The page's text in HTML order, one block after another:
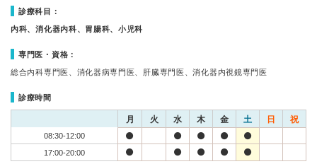
診療科目：
内科、消化器内科、胃腸科、小児科
専門医・資格：
総合内科専門医、消化器病専門医、肝臓専門医、消化器内視鏡専門医
診療時間
月 火 水 木 金 土 日 祝
08:30-12:00
17:00-20:00